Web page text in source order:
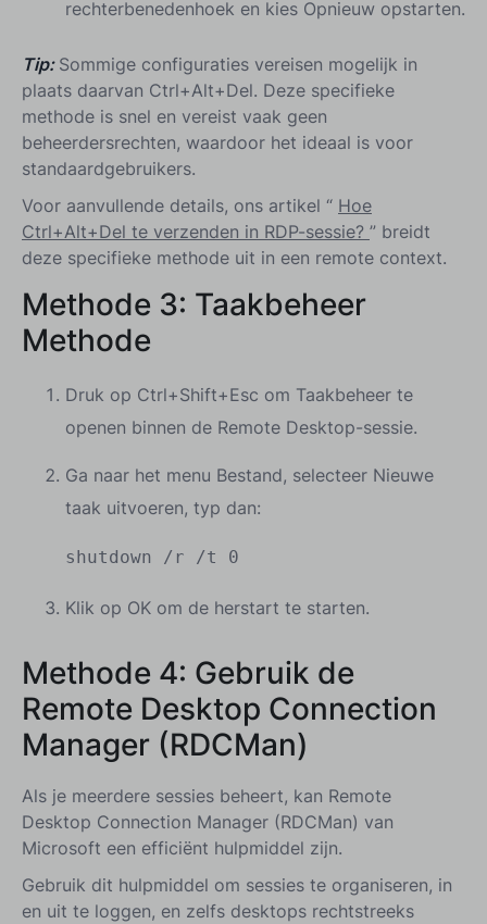
rechterbenedenhoek en kies Opnieuw opstarten.
Tip: Sommige configuraties vereisen mogelijk in
plaats daarvan Ctrl+Alt+Del. Deze specifieke
methode is snel en vereist vaak geen
beheerdersrechten, waardoor het ideaal is voor
standaardgebruikers.
Voor aanvullende details, ons artikel “ Hoe
Ctrl+Alt+Del te verzenden in RDP-sessie? ” breidt
deze specifieke methode uit in een remote context.
Methode 3: Taakbeheer
Methode
Druk op Ctrl+Shift+Esc om Taakbeheer te
openen binnen de Remote Desktop-sessie.
Ga naar het menu Bestand, selecteer Nieuwe
taak uitvoeren, typ dan:
shutdown /r /t 0
Klik op OK om de herstart te starten.
Methode 4: Gebruik de
Remote Desktop Connection
Manager (RDCMan)
Als je meerdere sessies beheert, kan Remote
Desktop Connection Manager (RDCMan) van
Microsoft een efficiënt hulpmiddel zijn.
Gebruik dit hulpmiddel om sessies te organiseren, in
en uit te loggen, en zelfs desktops rechtstreeks